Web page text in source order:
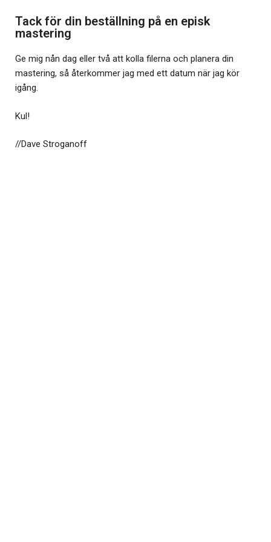
Tack för din beställning på en episk
mastering
Ge mig nån dag eller två att kolla filerna och planera din
mastering, så återkommer jag med ett datum när jag kör
igång.
Kul!
//Dave Stroganoff